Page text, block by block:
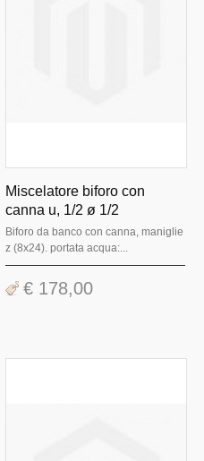
Miscelatore biforo con
canna u, 1/2 ø 1/2
Biforo da banco con canna, maniglie
z (8x24). portata acqua:...
€ 178,00